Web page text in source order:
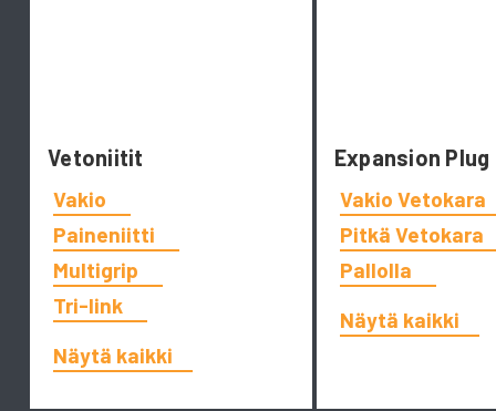
Vetoniitit
Vakio
Paineniitti
Multigrip
Tri-link
Näytä kaikki
Expansion Plug
Vakio Vetokara
Pitkä Vetokara
Pallolla
Näytä kaikki